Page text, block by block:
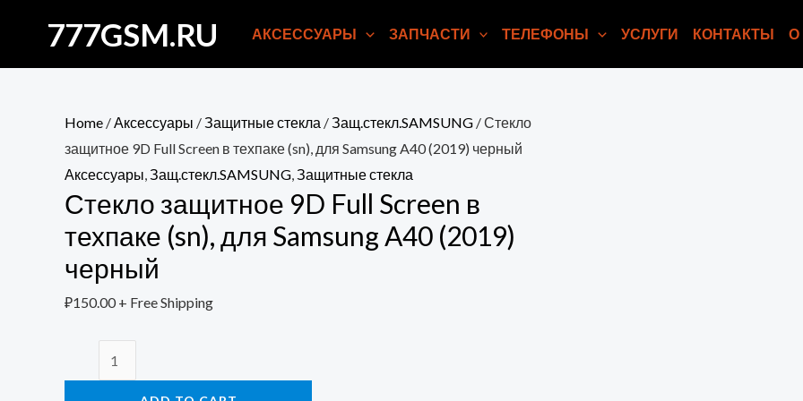
содержимому
777GSM.RU АКСЕССУАРЫ ЗАПЧАСТИ ТЕЛЕФОНЫ УСЛУГИ КОНТАКТЫ О
Home /Аксессуары /Защитные стекла /Защ.стекл.SAMSUNG / Стекло
защитное 9D Full Screen в техпаке (sn), для Samsung A40 (2019) черный
Аксессуары,Защ.стекл.SAMSUNG,Защитные стекла
Стекло защитное 9D Full Screen в
техпаке (sn), для Samsung A40 (2019)
черный
₽150.00 + Free Shipping
защитное